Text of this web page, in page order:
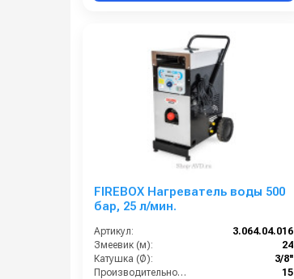
FIREBOX Нагреватель воды 500
бар, 25 л/мин.
Артикул:
3.064.04.016
Змеевик (м):
24
Катушка (Ø):
3/8''
Производительность (л/мин):
15